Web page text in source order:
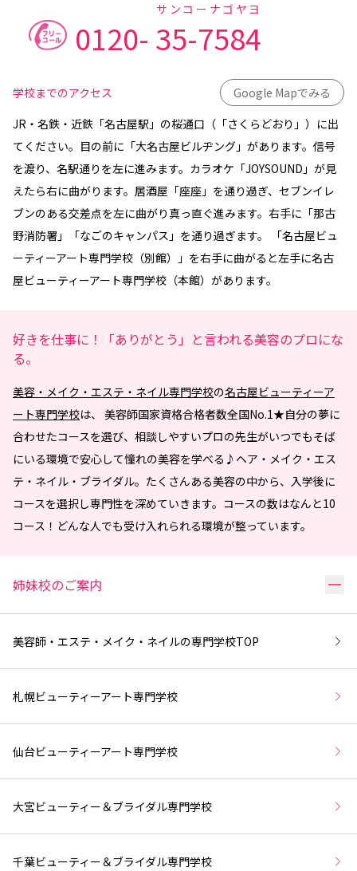
0120- 35-7584
サンコーナゴヤヨ
学校までのアクセス
Google Mapでみる
JR・名鉄・近鉄「名古屋駅」の桜通口（「さくらどおり」）に出
てください。目の前に「大名古屋ビルヂング」があります。信号
を渡り、名駅通りを左に進みます。カラオケ「JOYSOUND」が見
えたら右に曲がります。居酒屋「座座」を通り過ぎ、セブンイレ
ブンのある交差点を左に曲がり真っ直ぐ進みます。右手に「那古
野消防署」「なごのキャンパス」を通り過ぎます。 「名古屋ビュ
ーティーアート専門学校（別館）」を右手に曲がると左手に名古
屋ビューティーアート専門学校（本館）があります。
好きを仕事に！「ありがとう」と言われる美容のプロにな
る。
美容・メイク・エステ・ネイル専門学校の名古屋ビューティーア
ート専門学校は、 美容師国家資格合格者数全国No.1★自分の夢に
合わせたコースを選び、相談しやすいプロの先生がいつでもそば
にいる環境で安心して憧れの美容を学べる♪ヘア・メイク・エス
テ・ネイル・ブライダル。たくさんある美容の中から、入学後に
コースを選択し専門性を深めていきます。コースの数はなんと10
コース！どんな人でも受け入れられる環境が整っています。
姉妹校のご案内 リ
美容師・エステ・メイク・ネイルの専門学校TOP
札幌ビューティーアート専門学校
仙台ビューティーアート専門学校
大宮ビューティー＆ブライダル専門学校
千葉ビューティー＆ブライダル専門学校